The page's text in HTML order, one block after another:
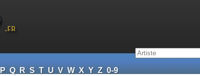
P Q R S T U V W X Y Z 0-9